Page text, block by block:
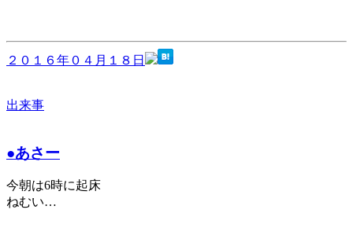
２０１６年０４月１８日
出来事
●あさー
今朝は6時に起床
ねむい…